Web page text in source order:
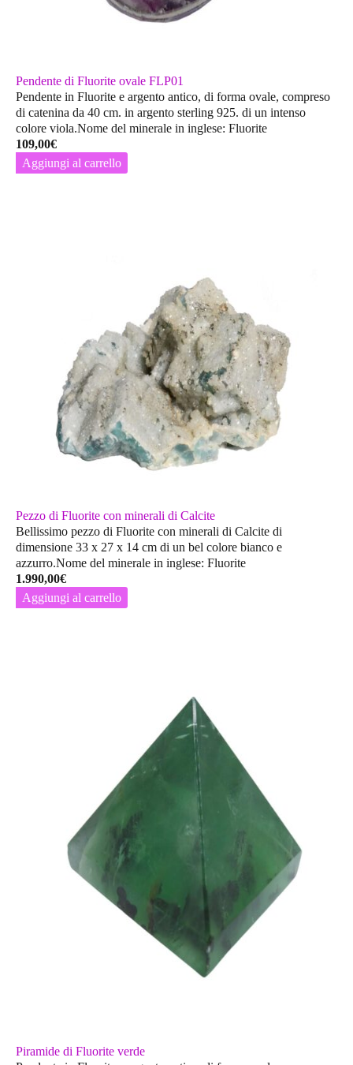
Pendente di Fluorite ovale FLP01
Pendente in Fluorite e argento antico, di forma ovale, compreso
di catenina da 40 cm. in argento sterling 925. di un intenso
colore viola.Nome del minerale in inglese: Fluorite
109,00€
Aggiungi al carrello
Pezzo di Fluorite con minerali di Calcite
Bellissimo pezzo di Fluorite con minerali di Calcite di
dimensione 33 x 27 x 14 cm di un bel colore bianco e
azzurro.Nome del minerale in inglese: Fluorite
1.990,00€
Aggiungi al carrello
Piramide di Fluorite verde